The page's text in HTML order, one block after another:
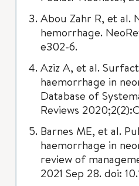
Abou Zahr R, et al.
hemorrhage.
e302-6.
Aziz A, et al.
haemorrhage in
Database of
Reviews
Barnes ME, et al.
haemorrhage in
review of
2021 Sep 28. doi: